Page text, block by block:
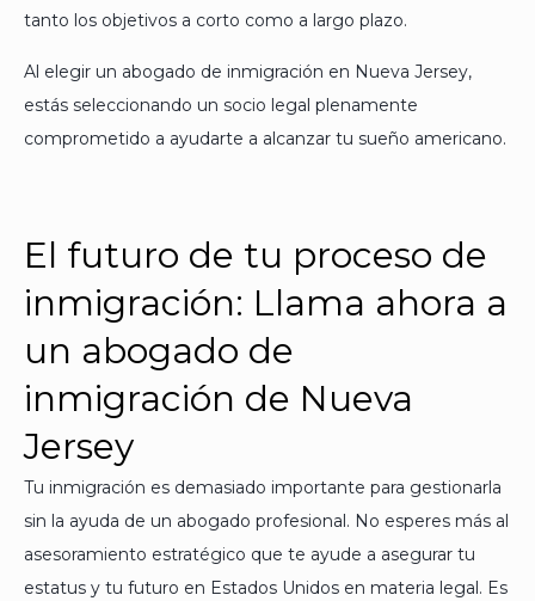
tanto los objetivos a corto como a largo plazo.
Al elegir un abogado de inmigración en Nueva Jersey,
estás seleccionando un socio legal plenamente
comprometido a ayudarte a alcanzar tu sueño americano.
El futuro de tu proceso de
inmigración: Llama ahora a
un abogado de
inmigración de Nueva
Jersey
Tu inmigración es demasiado importante para gestionarla
sin la ayuda de un abogado profesional. No esperes más al
asesoramiento estratégico que te ayude a asegurar tu
estatus y tu futuro en Estados Unidos en materia legal. Es